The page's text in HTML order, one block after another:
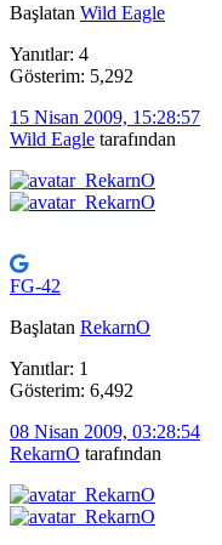
Başlatan Wild Eagle
Yanıtlar: 4
Gösterim: 5,292
15 Nisan 2009, 15:28:57
Wild Eagle tarafından
FG-42
Başlatan RekarnO
Yanıtlar: 1
Gösterim: 6,492
08 Nisan 2009, 03:28:54
RekarnO tarafından